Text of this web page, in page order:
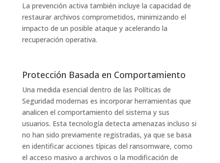
La prevención activa también incluye la capacidad de
restaurar archivos comprometidos, minimizando el
impacto de un posible ataque y acelerando la
recuperación operativa.
Protección Basada en Comportamiento
Una medida esencial dentro de las Políticas de
Seguridad modernas es incorporar herramientas que
analicen el comportamiento del sistema y sus
usuarios. Esta tecnología detecta amenazas incluso si
no han sido previamente registradas, ya que se basa
en identificar acciones típicas del ransomware, como
el acceso masivo a archivos o la modificación de